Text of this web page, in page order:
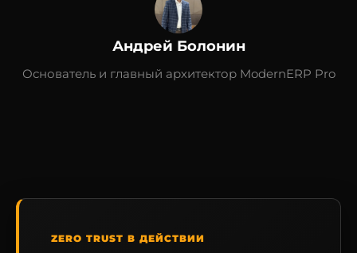
Андрей Болонин
Основатель и главный архитектор ModernERP Pro
ZERO TRUST В ДЕЙСТВИИ